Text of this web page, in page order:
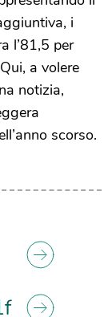
i
l’81,5 per
a volere
notizia,
scorso.